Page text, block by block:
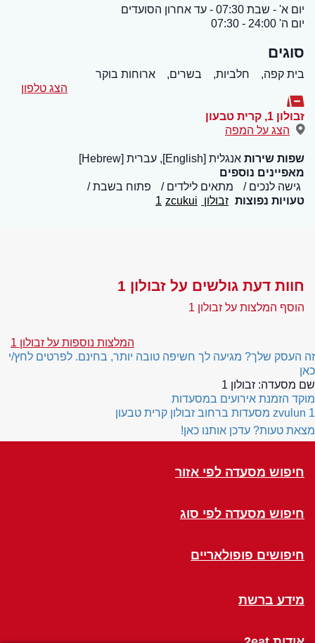
יום א' - שבת 07:30 - עד אחרון הסועדים
יום ה' 24:00 - 07:30
סוגים
בית קפה, חלביות, בשרים,
ארוחות בוקר
הצג טלפון
זבולון 1 , קרית טבעון
הצג על המפה
שפות שירות אנגלית [English], עברית [Hebrew]
מאפיינים נוספים
גישה לנכים
מתאים לילדים
פתוח בשבת
טעויות נפוצות זבולון 1 zcukui
חוות דעת גולשים על זבולון 1
הוסף המלצות על זבולון 1
המלצות נוספות על זבולון 1
זה העסק שלך? מגיעה לך חשיפה טובה יותר, בחינם. לפרטים לחץ/י
כאן
שם מסעדה: זבולון 1
מוקד הזמנת אירועים במסעדות
zvulun 1 מסעדות ברחוב זבולון קרית טבעון
מצאת טעות? עדכן אותנו כאן!
חיפוש מסעדה לפי אזור
חיפוש מסעדה לפי סוג
חיפושים פופולאריים
מידע ברשת